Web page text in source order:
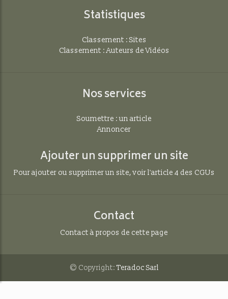
Statistiques
Classement : Sites
Classement : Auteurs de Vidéos
Nos services
Soumettre : un article
Annoncer
Ajouter un supprimer un site
Pour ajouter ou supprimer un site, voir l'article 4 des CGUs
Contact
Contact à propos de cette page
© Copyright:Teradoc Sarl